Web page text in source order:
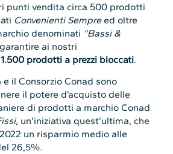
punti vendita circa 500 prodotti
Convenienti Sempreed oltre
denominati “Bassi &
ai nostri
prodotti a prezzi bloccati.
e il Consorzio Conad sono
il potere d’acquisto delle
di prodotti a marchio Conad
, un’iniziativa quest’ultima, che
un risparmio medio alle
26,5%.